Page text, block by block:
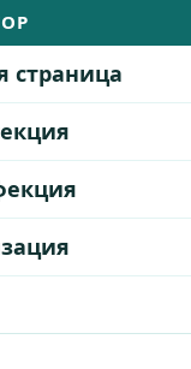
страница